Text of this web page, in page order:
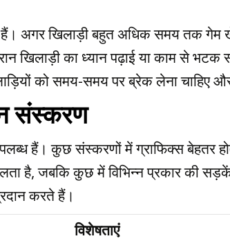
अगर खिलाड़ी बहुत अधिक समय तक गेम
खिलाड़ी का ध्यान पढ़ाई या काम से
को समय-समय पर ब्रेक लेना चाहिए
संस्करण
हैं। कुछ संस्करणों में ग्राफिक्स बेहतर
है, जबकि कुछ में विभिन्न प्रकार की
करते हैं।
विशेषताएं